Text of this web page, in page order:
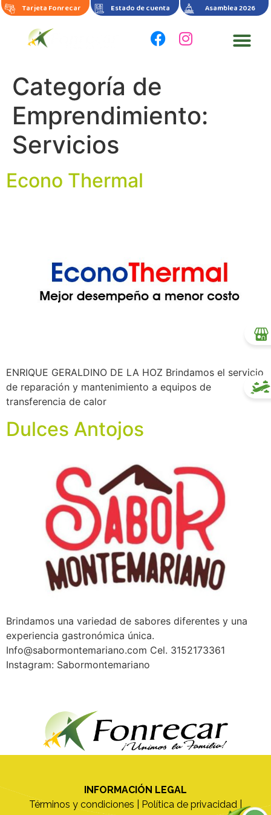
Tarjeta Fonrecar Estado de cuenta Asamblea 2026
Categoría de
Emprendimiento:
Servicios
Econo Thermal
ENRIQUE GERALDINO DE LA HOZ Brindamos el servicio
de reparación y mantenimiento a equipos de
transferencia de calor
Dulces Antojos
Brindamos una variedad de sabores diferentes y una
experiencia gastronómica única.
Info@sabormontemariano.com Cel. 3152173361
Instagram: Sabormontemariano
INFORMACIÓN LEGAL
Términos y condiciones
Política de privacidad